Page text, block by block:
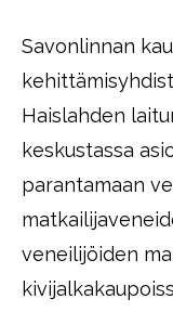
Savonlinnan
Haislahden
keskustassa
parantamaan
veneilijöiden